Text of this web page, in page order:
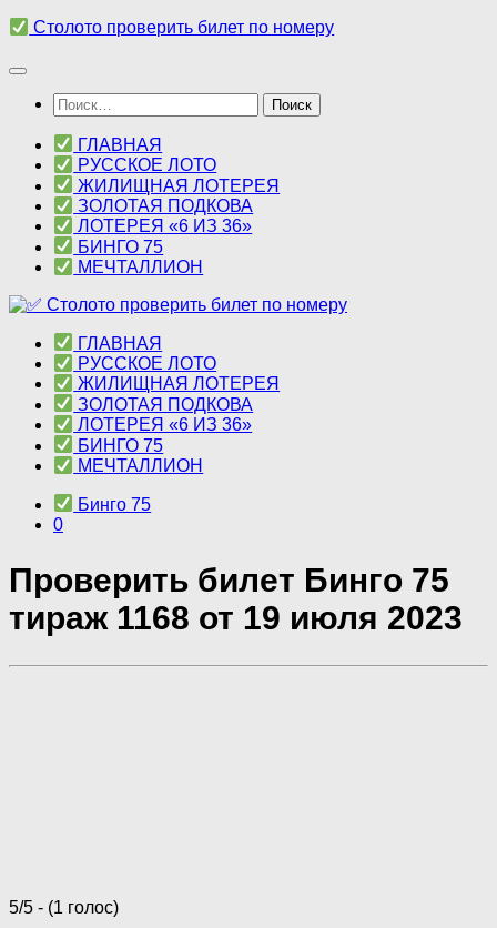
Перейти
содержимому
Столото проверить билет по номеру
Найти:
ГЛАВНАЯ
РУССКОЕ ЛОТО
ЖИЛИЩНАЯ ЛОТЕРЕЯ
ЗОЛОТАЯ ПОДКОВА
ЛОТЕРЕЯ «6 ИЗ 36»
БИНГО 75
МЕЧТАЛЛИОН
ГЛАВНАЯ
РУССКОЕ ЛОТО
ЖИЛИЩНАЯ ЛОТЕРЕЯ
ЗОЛОТАЯ ПОДКОВА
ЛОТЕРЕЯ «6 ИЗ 36»
БИНГО 75
МЕЧТАЛЛИОН
Бинго 75
0
Проверить билет Бинго 75
тираж 1168 от 19 июля 2023
5/5 - (1 голос)